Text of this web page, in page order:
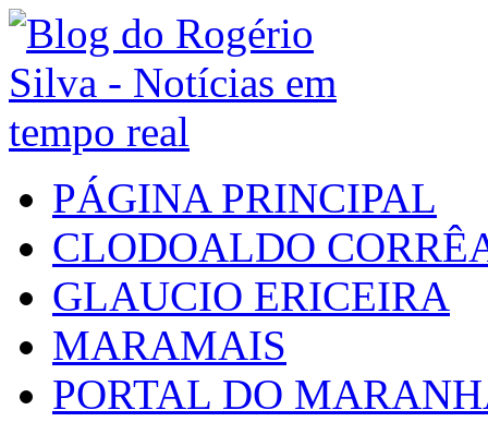
PÁGINA PRINCIPAL
CLODOALDO
GLAUCIO ERICEIRA
MARAMAIS
PORTAL DO